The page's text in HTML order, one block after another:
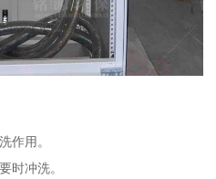
作用。
时冲洗。